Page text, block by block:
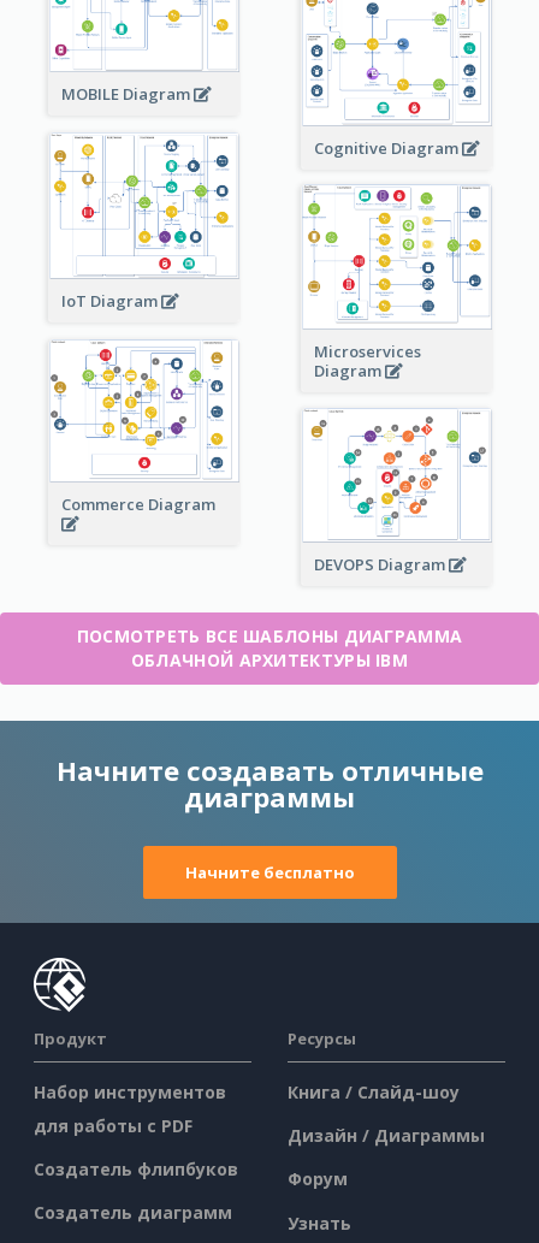
MOBILE Diagram
Cognitive Diagram
IoT Diagram
Microservices
Diagram
Commerce Diagram
DEVOPS Diagram
ПОСМОТРЕТЬ ВСЕ ШАБЛОНЫ ДИАГРАММА
ОБЛАЧНОЙ АРХИТЕКТУРЫ IBM
Начните создавать отличные
диаграммы
Начните бесплатно
Продукт
Набор инструментов
для работы с PDF
Создатель флипбуков
Создатель диаграмм
Ресурсы
Книга / Слайд-шоу
Дизайн / Диаграммы
Форум
Узнать